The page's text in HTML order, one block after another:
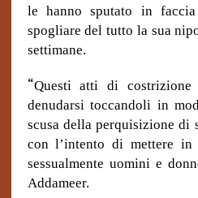
le hanno sputato in
spogliare del tutto la sua
settimane.
“Questi atti di
denudarsi toccandoli in
scusa della perquisizione di
con l’intento di mettere in
sessualmente uomini e
Addameer.